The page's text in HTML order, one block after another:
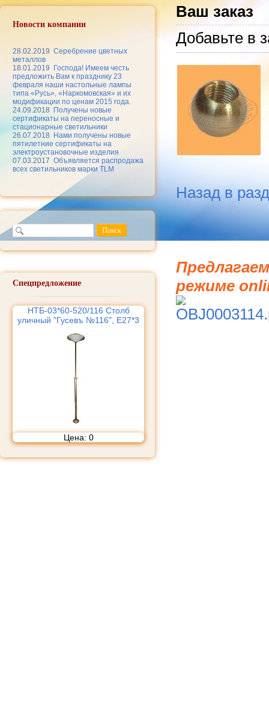
Новости компании
28.02.2019 Серебрение цветных
металлов
18.01.2019
Господа! Имеем честь
предложить Вам к празднику 23
февраля наши настольные лампы
типа «Русь», «Наркомовская» и их
модификации по ценам 2015 года.
24.09.2018
Получены новые
сертификаты на переносные и
стационарные светильники
26.07.2018
Нами получены новые
пятилетние сертификаты на
электроустановочные изделия
07.03.2017 Объявляется распродажа
всех светильников марки TLM
Спецпредложение
НТБ-03*60-520/116 Столб
уличный "Гусевъ №116", Е27*3
Цена: 0
Ваш заказ
Добавьте в
Назад в
режиме